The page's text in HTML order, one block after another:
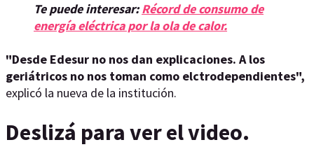
Te puede interesar:Récord de consumo de
energía eléctrica por la ola de calor.
"Desde Edesur no nos dan explicaciones. A los
geriátricos no nos toman como elctrodependientes",
explicó la nueva de la institución.
Deslizá para ver el video.